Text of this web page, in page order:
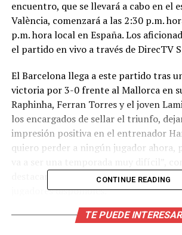
encuentro, que se llevará a cabo en el
València, comenzará a las 2:30 p.m.
p.m. hora local en España. Los
el partido en vivo a través de DirecTV
El Barcelona llega a este partido tras
victoria por 3-0 frente al Mallorca en
Raphinha, Ferran Torres y el joven
los encargados de sellar el triunfo,
impresión positiva en el entrenador
quiero perder a ningún jugador ahora,
destacando la importancia de contar
jugadores disponibles.
Expectativas y
CONTINUE READING
TE PUEDE